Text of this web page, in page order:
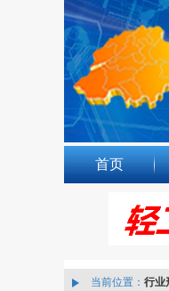
首页
当前位置： 行业